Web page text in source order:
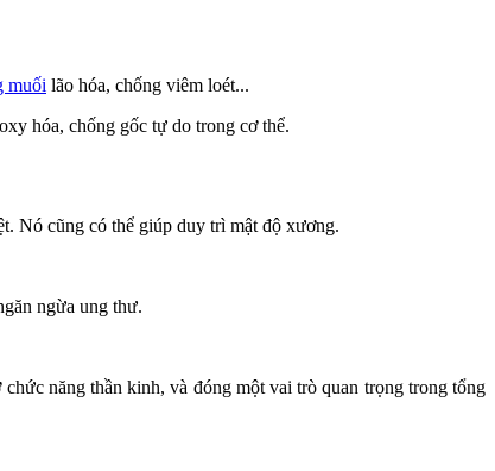
muối lão hóa, chống viêm loét...
hóa, chống gốc tự do trong cơ thể.
Nó cũng có thể giúp duy trì mật độ xương.
ngừa ung thư.
năng thần kinh, và đóng một vai trò quan trọng trong tổng